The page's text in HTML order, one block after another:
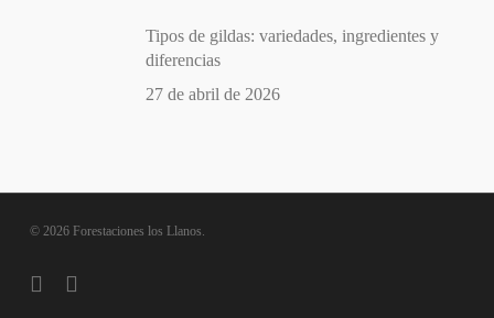
Tipos de gildas: variedades, ingredientes y
diferencias
27 de abril de 2026
© 2026 Forestaciones los Llanos.
phone email